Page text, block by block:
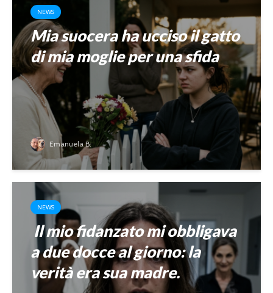
NEWS
Mia suocera ha ucciso il gatto
di mia moglie per una sfida
Emanuela B.
NEWS
Il mio fidanzato mi obbligava
a due docce al giorno: la
verità era sua madre.